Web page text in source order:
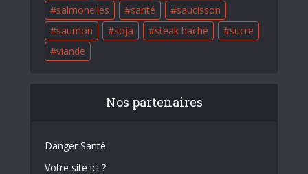
salmonelles
santé
saucisson
saumon
soja steak haché
sucre
viande
Nos partenaires
Danger Santé
Votre site ici ?